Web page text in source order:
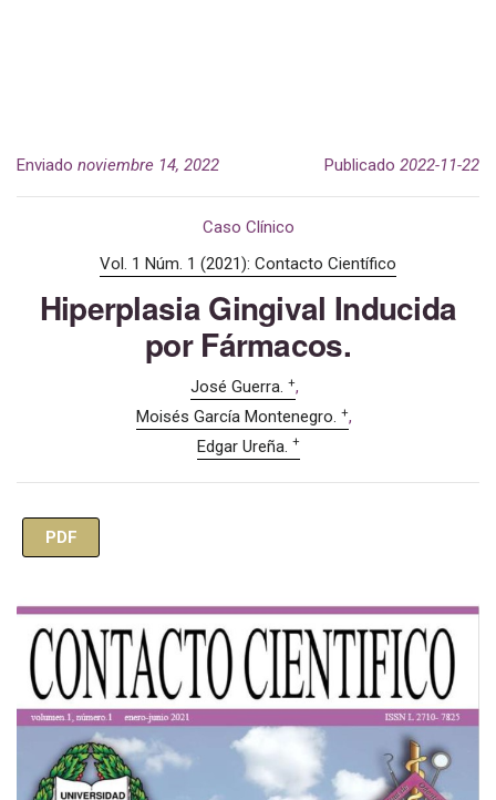
Enviado noviembre 14, 2022 Publicado 2022-11-22
Caso Clínico
Vol. 1 Núm. 1 (2021): Contacto Científico
Hiperplasia Gingival Inducida
por Fármacos.
José Guerra. +
Moisés García Montenegro. +
Edgar Ureña. +
PDF
Imagen de portada